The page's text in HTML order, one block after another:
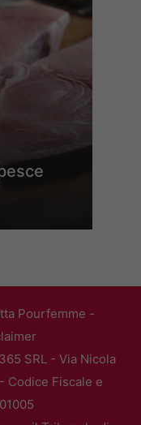
Pourfemme -
SRL - Via Nicola
Codice Fiscale e